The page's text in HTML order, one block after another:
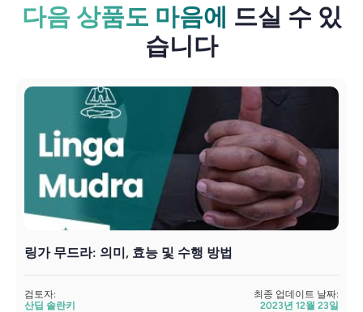
다음 상품도 마음에 드실 수 있
습니다
링가 무드라: 의미, 효능 및 수행 방법
검토자:
산딥 솔란키
최종 업데이트 날짜:
2023년 12월 23일